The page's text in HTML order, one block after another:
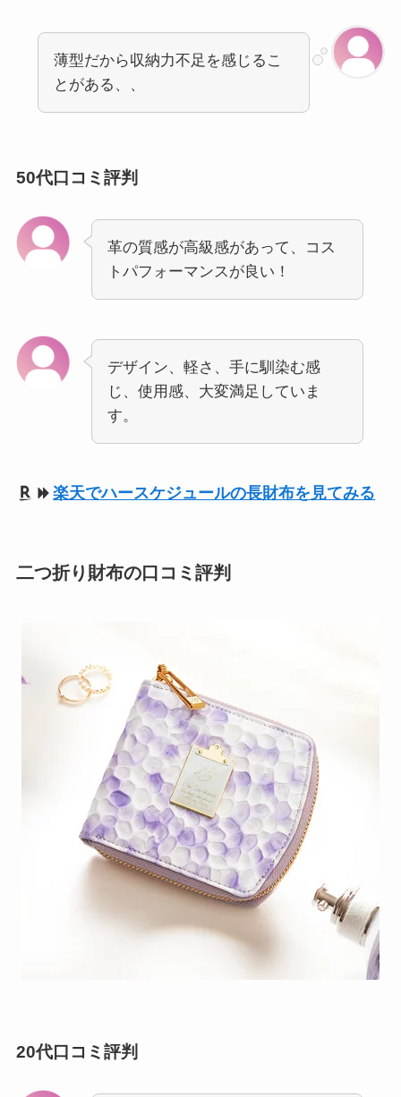
薄型だから収納力不足を感じるこ
とがある、、
50代口コミ評判
革の質感が高級感があって、コス
トパフォーマンスが良い！
デザイン、軽さ、手に馴染む感
じ、使用感、大変満足していま
す。
楽天でハースケジュールの長財布を見てみる
二つ折り財布の口コミ評判
20代口コミ評判